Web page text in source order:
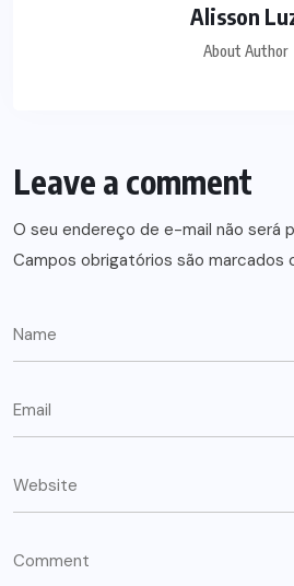
Alisson
About Author
Leave a comment
O seu endereço de e-mail não será
Campos obrigatórios são marcados